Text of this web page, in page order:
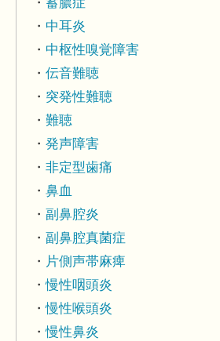
中耳炎
中枢性嗅覚障害
伝音難聴
突発性難聴
難聴
発声障害
非定型歯痛
鼻血
副鼻腔炎
副鼻腔真菌症
片側声帯麻痺
慢性咽頭炎
慢性喉頭炎
慢性鼻炎